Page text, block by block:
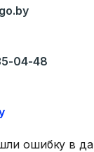
04-48
ошибку в